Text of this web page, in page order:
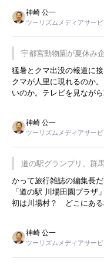
用してホテル代を浮かせ
す。若い人が夜行バスで
が残らないのかなと思っ
神崎 公一
ツーリズムメディアサー
宇都宮動物園が夏休み
開催
猛暑とクマ出没の報道に
クマが人里に現れるのか
いのか。テレビを見なが
んてことは、冗談でもい
神崎 公一
ツーリズムメディアサー
道の駅グランプリ、群
かって旅行雑誌の編集長
「道の駅 川場田園プラ
初は川場村？ どこにある
永井 彰一社長にインタビ
した。プレゼンも巧みで
は、従業員に東京ディズ
の何かを理解してもらっ
プレミアムヨーグルトを
神崎 公一
ツーリズムメディアサー